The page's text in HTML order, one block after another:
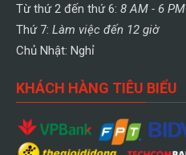
Từ thứ 2 đến thứ 6: 8 AM - 6 PM
Thứ 7: Làm việc đến 12 giờ
Chủ Nhật: Nghỉ
KHÁCH HÀNG TIÊU BIỂU